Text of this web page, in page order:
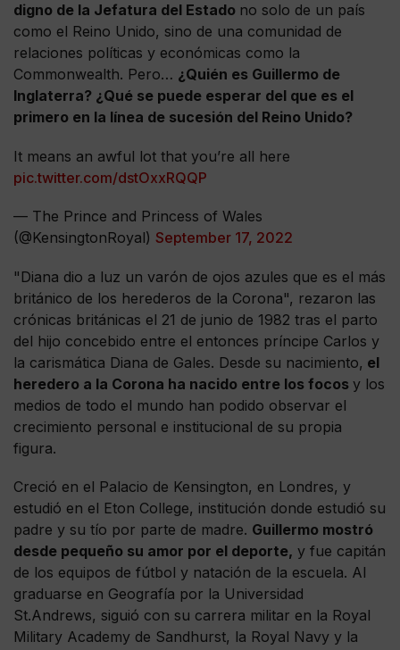
digno de la Jefatura del Estado no solo de un país
como el Reino Unido, sino de una comunidad de
relaciones políticas y económicas como la
Commonwealth. Pero… ¿Quién es Guillermo de
Inglaterra? ¿Qué se puede esperar del que es el
primero en la línea de sucesión del Reino Unido?
It means an awful lot that you’re all here
pic.twitter.com/dstOxxRQQP
— The Prince and Princess of Wales
(@KensingtonRoyal) September 17, 2022
"Diana dio a luz un varón de ojos azules que es el más
británico de los herederos de la Corona", rezaron las
crónicas británicas el 21 de junio de 1982 tras el parto
del hijo concebido entre el entonces príncipe Carlos y
la carismática Diana de Gales. Desde su nacimiento, el
heredero a la Corona ha nacido entre los focos y los
medios de todo el mundo han podido observar el
crecimiento personal e institucional de su propia
figura.
Creció en el Palacio de Kensington, en Londres, y
estudió en el Eton College, institución donde estudió su
padre y su tío por parte de madre. Guillermo mostró
desde pequeño su amor por el deporte, y fue capitán
de los equipos de fútbol y natación de la escuela. Al
graduarse en Geografía por la Universidad
St.Andrews, siguió con su carrera militar en la Royal
Military Academy de Sandhurst, la Royal Navy y la